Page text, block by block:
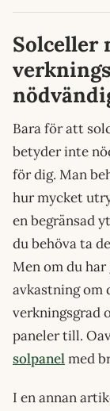
Solceller
Bara för att
betyder inte
för dig. Man
hur mycket
en begränsad
du behöva ta
Men om du
avkastning om
verkningsgrad
paneler till.
solpanelmed
I en annan